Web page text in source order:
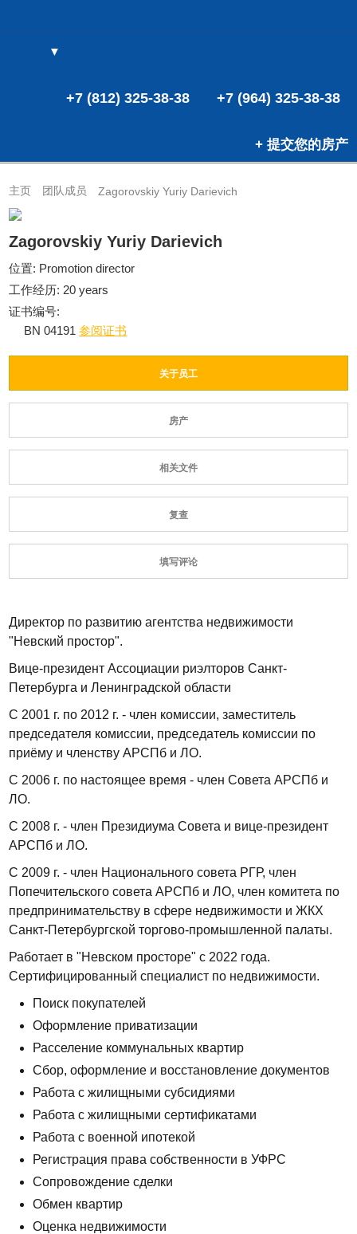
▼
+7 (964) 325-38-38
+7 (812) 325-38-38
+ 提交您的房产
主页 团队成员 Zagorovskiy Yuriy Darievich
Zagorovskiy Yuriy Darievich
位置: Promotion director
工作经历: 20 years
证书编号:
BN 04191参阅证书
关于员工
房产
相关文件
复查
填写评论
Директор по развитию агентства недвижимости
"Невский простор".
Вице-президент Ассоциации риэлторов Санкт-
Петербурга и Ленинградской области
С 2001 г. по 2012 г. - член комиссии, заместитель
председателя комиссии, председатель комиссии по
приёму и членству АРСПб и ЛО.
С 2006 г. по настоящее время - член Совета АРСПб и
ЛО.
С 2008 г. - член Президиума Совета и вице-президент
АРСПб и ЛО.
С 2009 г. - член Национального совета РГР, член
Попечительского совета АРСПб и ЛО, член комитета по
предпринимательству в сфере недвижимости и ЖКХ
Санкт-Петербургской торгово-промышленной палаты.
Работает в "Невском просторе" с 2022 года.
Сертифицированный специалист по недвижимости.
Поиск покупателей
Оформление приватизации
Расселение коммунальных квартир
Сбор, оформление и восстановление документов
Работа с жилищными субсидиями
Работа с жилищными сертификатами
Работа с военной ипотекой
Регистрация права собственности в УФРС
Сопровождение сделки
Обмен квартир
Оценка недвижимости